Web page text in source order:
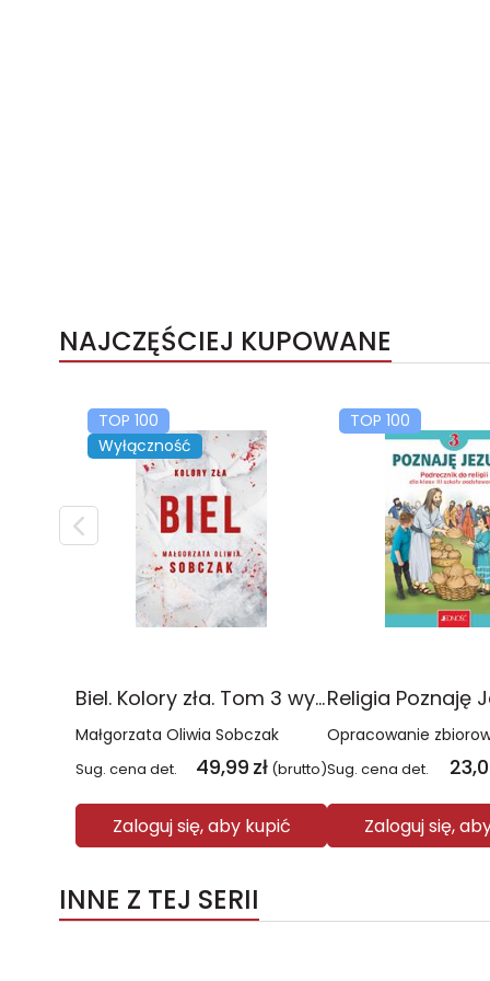
NAJCZĘŚCIEJ KUPOWANE
TOP 100
Wyłączność
Biel. Kolory zła. Tom 3 wyd. 2025
Małgorzata Oliwia Sobczak
Sug. cena det. 49,99 zł (brutto)
Zaloguj się, aby kupić
TOP 100
Opracowanie
Sug. cena det.
Zaloguj się,
INNE Z TEJ SERII